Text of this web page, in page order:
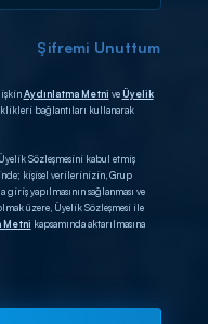
Şifremi Unuttum
Aydınlatma Metni veÜyelik
bağlantıları kullanarak
Sözleşmesini kabul etmiş
kişisel verilerinizin, Grup
yapılmasının sağlanması ve
üzere, Üyelik Sözleşmesi ile
Metni kapsamında aktarılmasına